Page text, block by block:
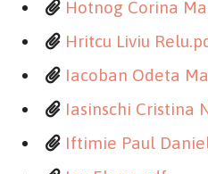
Hotnog Corina
Hritcu Liviu
Iacoban Odeta
Iasinschi Cristina
Iftimie Paul